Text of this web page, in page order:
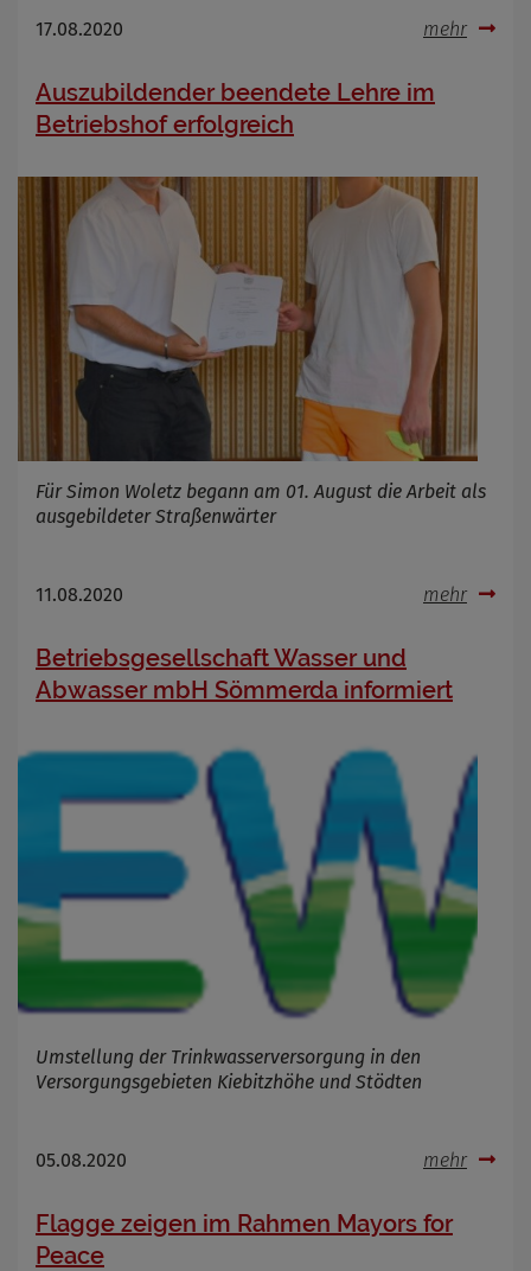
17.08.2020 mehr
Auszubildender beendete Lehre im
Betriebshof erfolgreich
Für Simon Woletz begann am 01. August die Arbeit als
ausgebildeter Straßenwärter
11.08.2020 mehr
Betriebsgesellschaft Wasser und
Abwasser mbH Sömmerda informiert
Umstellung der Trinkwasserversorgung in den
Versorgungsgebieten Kiebitzhöhe und Stödten
05.08.2020 mehr
Flagge zeigen im Rahmen Mayors for
Peace